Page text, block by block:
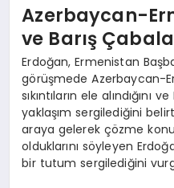
Azerbaycan-
ve Barış
Erdoğan, Ermenistan
görüşmede Azerbaycan-
sıkıntıların ele alındığını
yaklaşım sergilediğini
araya gelerek çözme
olduklarını söyleyen
bir tutum sergilediğini